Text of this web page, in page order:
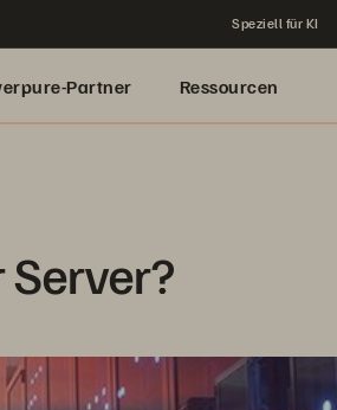
Speziell für KI
Partner Ressourcen